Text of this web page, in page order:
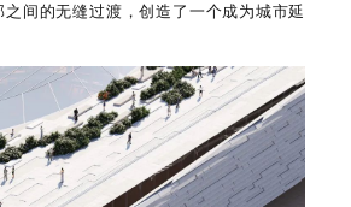
间的无缝过渡，创造了一个成为城市延